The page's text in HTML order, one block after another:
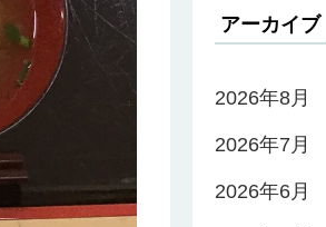
アーカイブ
2026年8月
2026年7月
2026年6月